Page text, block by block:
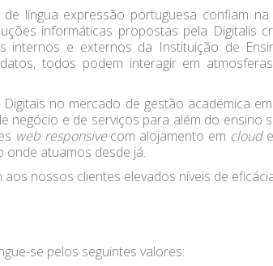
língua expressão portuguesa confiam
informáticas propostas pela Digitalis
e externos da Instituição de
todos podem interagir em
no mercado de gestão académica
e de serviços para além do ensino
web responsivecom alojamento em cloud
onde atuamos desde já.
nossos clientes elevados níveis de
se pelos seguintes valores: